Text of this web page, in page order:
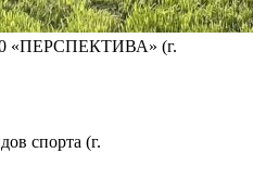
(г.
спорта (г.